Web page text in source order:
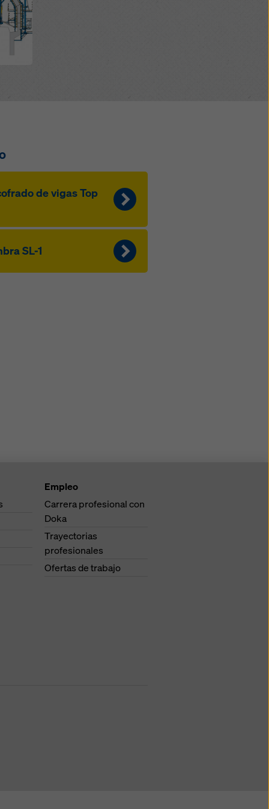
de vigas Top
SL-1
Empleo
Carrera profesional con
Doka
Trayectorias
profesionales
Ofertas de trabajo